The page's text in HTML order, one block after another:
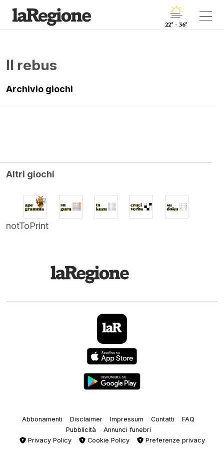
22° - 36°
Il rebus
Archivio giochi
Altri giochi
notToPrint
Abbonamenti Disclaimer Impressum Contatti
FAQ
Pubblicità
Annunci funebri
Privacy Policy
Cookie Policy Preferenze privacy